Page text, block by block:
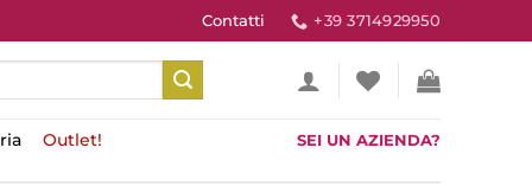
Contatti +39 3714929950
Outlet! SEI UN AZIENDA?